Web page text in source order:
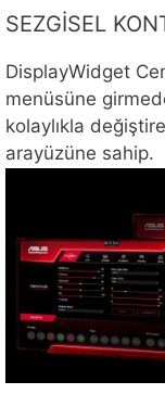
SEZGİSEL
DisplayWidget
menüsüne
kolaylıkla
arayüzüne sahip.